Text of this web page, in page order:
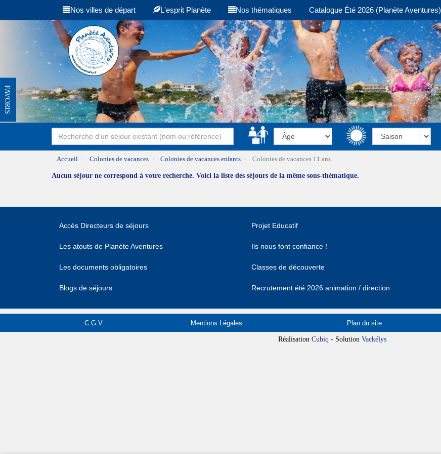
Nos villes de départ L'esprit Planète Nos thématiques Catalogue Été 2026 (Planète Aventures)
FAVORIS
Accueil Colonies de vacances Colonies de vacances enfants Colonies de vacances 11 ans
Aucun séjour ne correspond à votre recherche. Voici la liste des séjours de la même sous-thématique.
Accès Directeurs de séjours
Les atouts de Planète Aventures
Les documents obligatoires
Blogs de séjours
Projet Educatif
Ils nous font confiance !
Classes de découverte
Recrutement été 2026 animation / direction
C.G.V Mentions Légales Plan du site
Réalisation Cubiq - Solution Vackélys